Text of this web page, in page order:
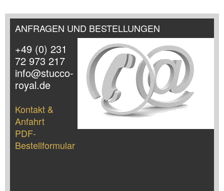
ANFRAGEN UND BESTELLUNGEN
+49 (0) 231
72 973 217
info@stucco-
royal.de
Kontakt &
Anfahrt
PDF-
Bestellformular